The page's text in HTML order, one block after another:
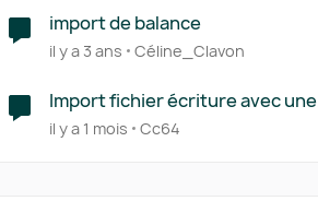
import de balance
il y a 3 ans Céline_Clavon
Import fichier écriture avec une
seule colonne montant et une
colonne de sens (D ou C)
il y a 1 mois Cc64